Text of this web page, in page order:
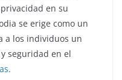
en su
se erige como un
a los individuos un
seguridad en el